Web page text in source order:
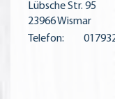
Lübsche Str. 95
23966 Wismar
Telefon: